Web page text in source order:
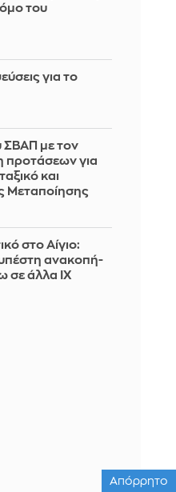
του
για το
ΣΒΑΠ με τον
προτάσεων για
και
Μεταποίησης
στο Αίγιο:
ανακοπή-
σε άλλα ΙΧ
Απόρρητο